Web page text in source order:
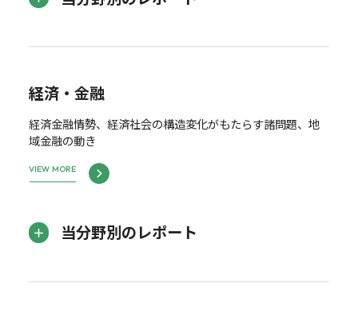
経済・金融
経済金融情勢、経済社会の構造変化がもたらす諸問題、地
域金融の動き
VIEW MORE
当分野別のレポート